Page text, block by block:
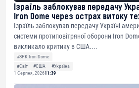
Ізраїль заблокував передачу
Iron Dome через острах витоку
Ізраїль заблокував передачу Україні
системи протиповітряної оборони Iron
викликало критику в США....
#ЗРК Iron Dome
#Світ
#США
#Україна
1 Серпня, 202611:39